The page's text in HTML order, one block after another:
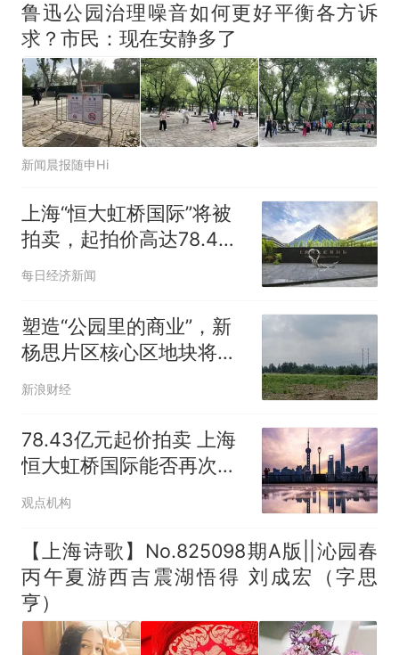
鲁迅公园治理噪音如何更好平衡各方诉
求？市民：现在安静多了
新闻晨报随申Hi
上海“恒大虹桥国际”将被
拍卖，起拍价高达78.4亿
元！许家印8年前斥巨资
每日经济新闻
塑造“公园里的商业”，新
杨思片区核心区地块将从
蓝图变为现实
新浪财经
78.43亿元起价拍卖 上海
恒大虹桥国际能否再次被
唤醒？
观点机构
【上海诗歌】No.825098期A版||沁园春
丙午夏游西吉震湖悟得 刘成宏（字思
亨）